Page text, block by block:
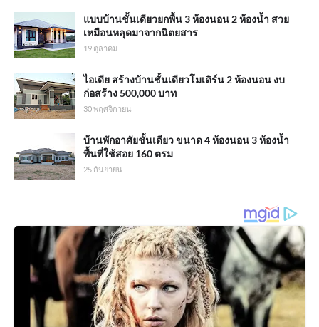
แบบบ้านชั้นเดียวยกพื้น 3 ห้องนอน 2 ห้องน้ำ สวย
เหมือนหลุดมาจากนิตยสาร
19 ตุลาคม
ไอเดีย สร้างบ้านชั้นเดียวโมเดิร์น 2 ห้องนอน งบ
ก่อสร้าง 500,000 บาท
30 พฤศจิกายน
บ้านพักอาศัยชั้นเดียว ขนาด 4 ห้องนอน 3 ห้องน้ำ
พื้นที่ใช้สอย 160 ตรม
25 กันยายน